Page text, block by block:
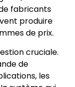
fabricants
produire
de prix.
cruciale.
de
les